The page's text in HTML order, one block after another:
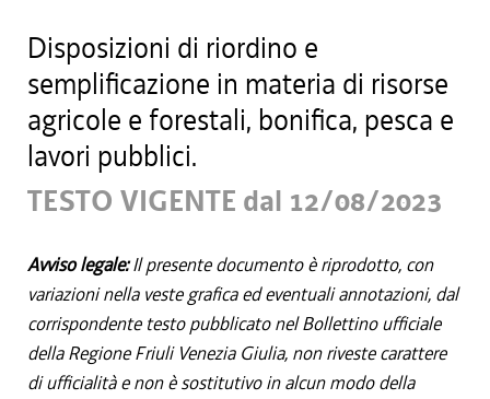
Disposizioni di riordino e
semplificazione in materia di risorse
agricole e forestali, bonifica, pesca e
lavori pubblici.
TESTO VIGENTE dal 12/08/2023
Avviso legale:Il presente documento è riprodotto, con
variazioni nella veste grafica ed eventuali annotazioni, dal
corrispondente testo pubblicato nel Bollettino ufficiale
della Regione Friuli Venezia Giulia, non riveste carattere
di ufficialità e non è sostitutivo in alcun modo della